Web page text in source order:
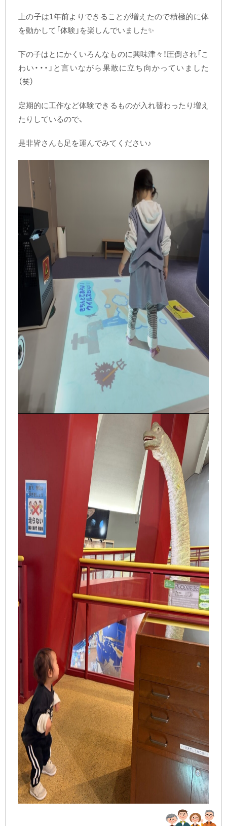
上の子は1年前よりできることが増えたので積極的に体
を動かして「体験」を楽しんでいました✨
下の子はとにかくいろんなものに興味津々！圧倒され「こ
わい・・・」と言いながら果敢に立ち向かっていました
（笑）
定期的に工作など体験できるものが入れ替わったり増え
たりしているので、
是非皆さんも足を運んでみてください♪